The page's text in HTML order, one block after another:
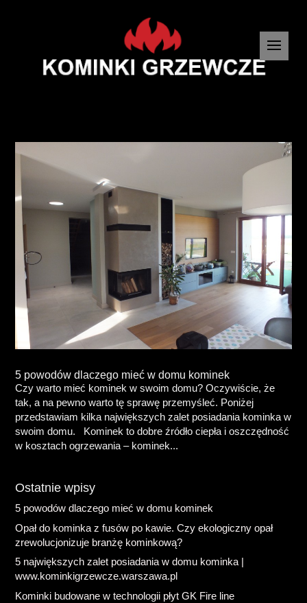
5 powodów dlaczego mieć w domu kominek
Czy warto mieć kominek w swoim domu? Oczywiście, że
tak, a na pewno warto tę sprawę przemyśleć. Poniżej
przedstawiam kilka największych zalet posiadania kominka w
swoim domu. Kominek to dobre źródło ciepła i oszczędność
w kosztach ogrzewania – kominek...
Ostatnie wpisy
5 powodów dlaczego mieć w domu kominek
Opał do kominka z fusów po kawie. Czy ekologiczny opał
zrewolucjonizuje branżę kominkową?
5 największych zalet posiadania w domu kominka |
www.kominkigrzewcze.warszawa.pl
Kominki budowane w technologii płyt GK Fire line